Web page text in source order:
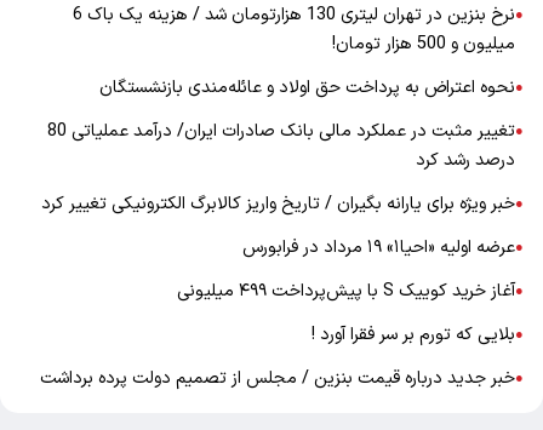
●
نرخ بنزین در تهران لیتری 130 هزارتومان شد / هزینه یک باک 6
میلیون و 500 هزار تومان!
●نحوه اعتراض به پرداخت حق اولاد و عائله‌مندی بازنشستگان
●
تغییر مثبت در عملکرد مالی بانک صادرات ایران/ درآمد عملیاتی 80
درصد رشد کرد
●خبر ویژه برای یارانه بگیران / تاریخ واریز کالابرگ الکترونیکی تغییر کرد
●عرضه اولیه «احیا۱» ۱۹ مرداد در فرابورس
●آغاز خرید کوییک S با پیش‌پرداخت ۴۹۹ میلیونی
●بلایی که تورم بر سر فقرا آورد !
●خبر جدید درباره قیمت بنزین / مجلس از تصمیم دولت پرده برداشت